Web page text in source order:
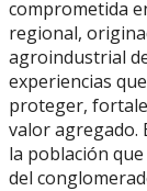
comprometida
regional,
agroindustrial
experiencias
proteger,
valor agregado.
la población
del